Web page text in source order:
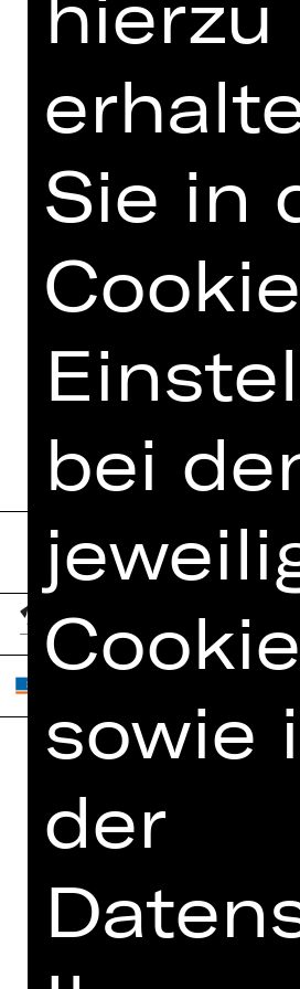
Opernfreunde
Home
Spielplan
Newsletter
Kartenkauf
Sie in
bei
sowie
der